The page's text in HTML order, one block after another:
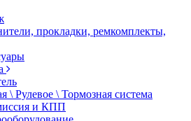
прокладки, ремкомплекты,
\ Рулевое \ Тормозная система
и КПП